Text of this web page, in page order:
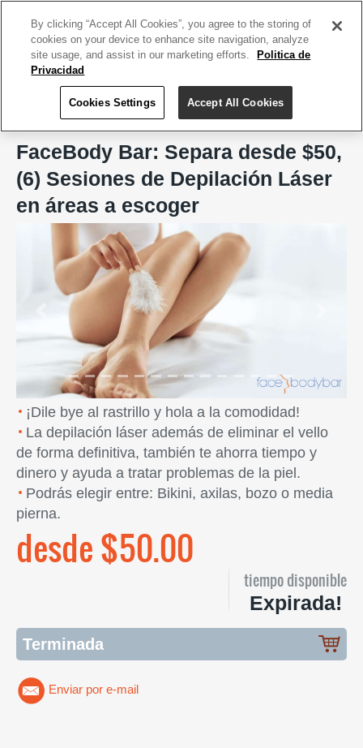
FaceBody Bar, San Juan
FaceBody Bar: Separa desde $50,
(6) Sesiones de Depilación Láser
en áreas a escoger
¡Dile bye al rastrillo y hola a la comodidad!
La depilación láser además de eliminar el vello
de forma definitiva, también te ahorra tiempo y
dinero y ayuda a tratar problemas de la piel.
Podrás elegir entre: Bikini, axilas, bozo o media
pierna.
desde $50.00
tiempo disponible
Expirada!
Terminada
Enviar por e-mail
By clicking “Accept All Cookies”, you agree to the storing of
cookies on your device to enhance site navigation, analyze
site usage, and assist in our marketing efforts.
Politica de
Privacidad
Cookies Settings Accept All Cookies